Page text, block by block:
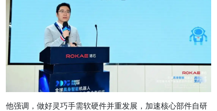
他强调，做好灵巧手需软硬件并重发展，加速核心部件自研